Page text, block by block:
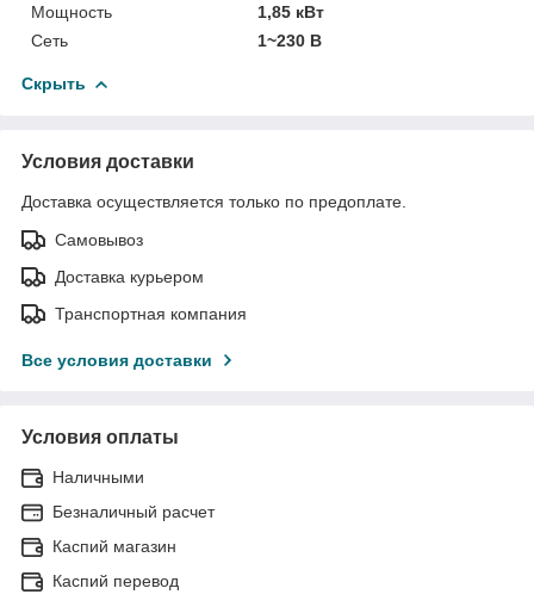
Мощность
1,85 кВт
Сеть
1~230 В
Скрыть
Условия доставки
Доставка осуществляется только по предоплате.
Самовывоз
Доставка курьером
Транспортная компания
Все условия доставки
Условия оплаты
Наличными
Безналичный расчет
Каспий магазин
Каспий перевод